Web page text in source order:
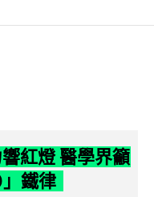
紅燈 醫學界籲
鐵律